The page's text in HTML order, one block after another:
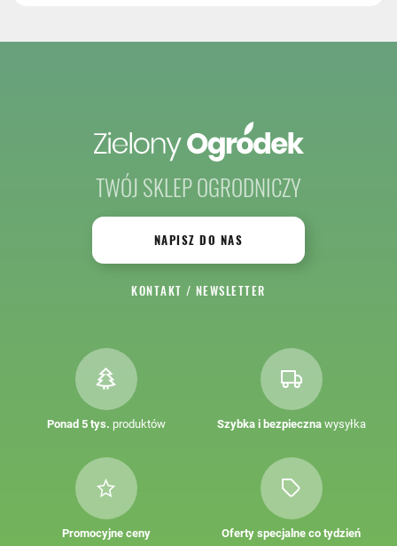
TWÓJ SKLEP OGRODNICZY
NAPISZ DO NAS
KONTAKT / NEWSLETTER
Ponad 5 tys. produktów Szybka i bezpiecznawysyłka
Promocyjne ceny Oferty specjalne co tydzień